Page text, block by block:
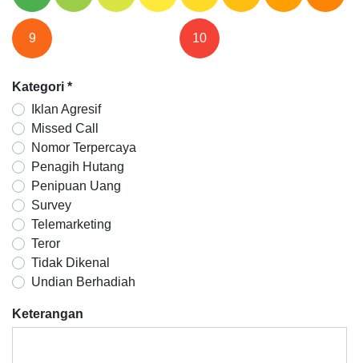
9 10
Kategori *
Iklan Agresif
Missed Call
Nomor Terpercaya
Penagih Hutang
Penipuan Uang
Survey
Telemarketing
Teror
Tidak Dikenal
Undian Berhadiah
Keterangan